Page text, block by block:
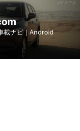
載ナビ｜Android